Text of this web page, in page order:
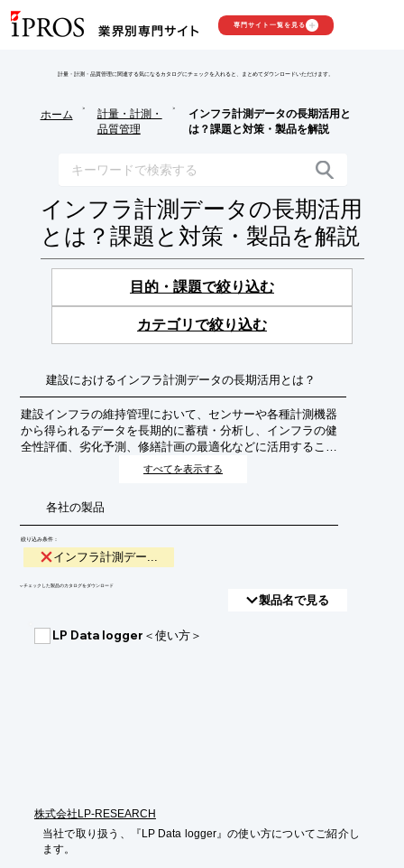
専門サイト一覧を見る
計量・計測・品質管理に関連する気になるカタログにチェックを入れると、まとめてダウンロードいただけます。
ホーム
>
計量・計測・
品質管理
>
インフラ計測データの長期活用と
は？課題と対策・製品を解説
インフラ計測データの長期活用
とは？課題と対策・製品を解説
目的・課題で絞り込む
カテゴリで絞り込む
建設におけるインフラ計測データの長期活用とは？
建設インフラの維持管理において、センサーや各種計測機器
から得られるデータを長期的に蓄積・分析し、インフラの健
全性評価、劣化予測、修繕計画の最適化などに活用するこ
と。これにより、インフラの長寿命化、維持管理コストの削
減、そして安全性の向上を目指します。
すべてを表示する
各社の製品
絞り込み条件：
インフラ計測デー...
​▼チェックした製品のカタログをダウンロード
製品名で見る
LP Data logger＜使い方＞
株式会社LP-RESEARCH
当社で取り扱う、『LP Data logger』の使い方についてご紹介し
ます。